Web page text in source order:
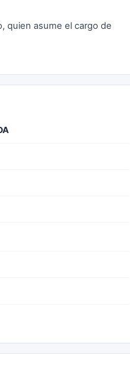
quien asume el cargo de